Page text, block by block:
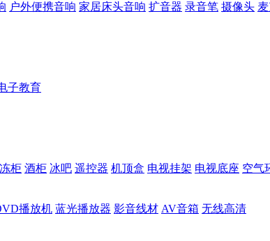
户外便携音响 家居床头音响 扩音器 录音笔 摄像头
子教育
柜 酒柜 冰吧 遥控器 机顶盒 电视挂架 电视底座 空气
播放机 蓝光播放器 影音线材 AV音箱 无线高清